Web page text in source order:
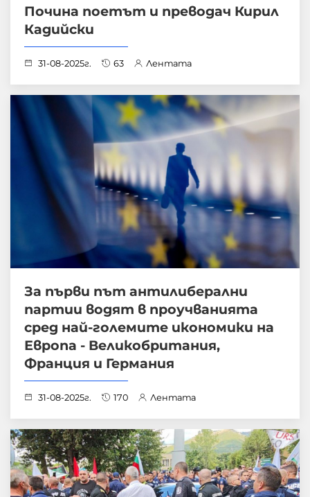
Почина поетът и преводач Кирил
Кадийски
31-08-2025г. 63 Лентата
За първи път антилиберални
партии водят в проучванията
сред най-големите икономики на
Европа - Великобритания,
Франция и Германия
31-08-2025г. 170 Лентата